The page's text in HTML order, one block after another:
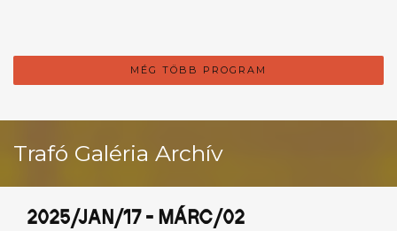
MÉG TÖBB PROGRAM
Trafó Galéria Archív
2025/JAN/17 - MÁRC/02